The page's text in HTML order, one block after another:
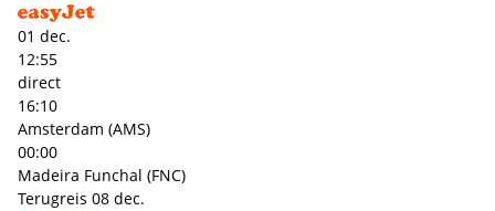
01 dec.
12:55
direct
16:10
Amsterdam (AMS)
00:00
Madeira Funchal (FNC)
Terugreis 08 dec.